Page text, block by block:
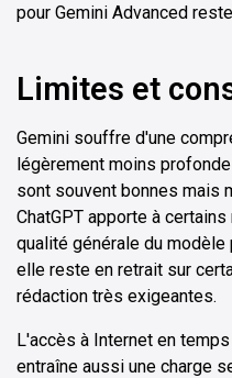
pour Gemini Advanced
Limites et
Gemini souffre d'une
légèrement moins
sont souvent bonnes mais
ChatGPT apporte à
qualité générale du
elle reste en retrait sur
rédaction très exigeantes.
L'accès à Internet en
entraîne aussi une charge